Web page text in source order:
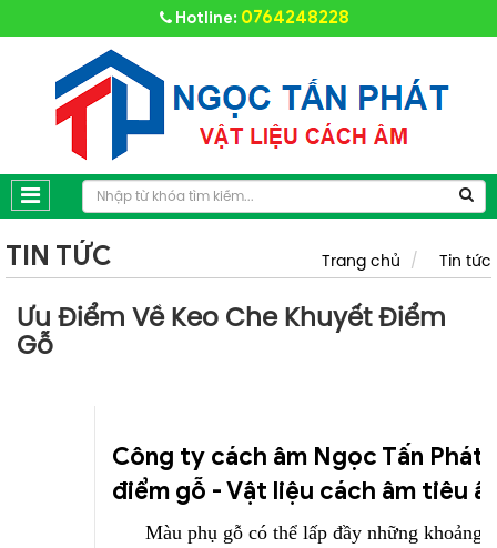
Hotline: 0764248228
TIN TỨC Trang chủ Tin tức
Ưu Điểm Về Keo Che Khuyết Điểm
Gỗ
Công ty cách âm Ngọc Tấn
điểm gỗ - Vật liệu cách âm tiêu
Màu phụ gỗ có thể lấp đầy những khoảng